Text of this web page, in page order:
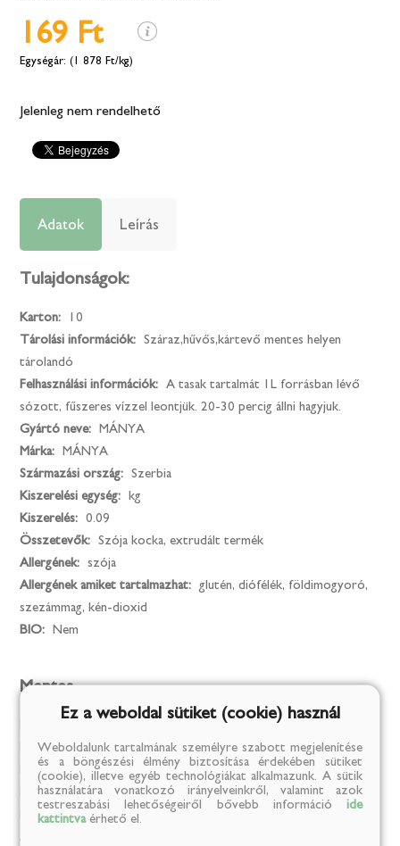
169 Ft
(1 878 Ft/kg)
Jelenleg nem rendelhető
Adatok Leírás
Tulajdonságok:
Karton:
10
Tárolási információk:
Száraz,hűvős,kártevő mentes helyen
tárolandó
Felhasználási információk:
A tasak tartalmát 1L forrásban lévő
sózott, fűszeres vízzel leontjük. 20-30 percig állni hagyjuk.
Gyártó neve:
MÁNYA
Márka:
MÁNYA
Származási ország:
Szerbia
Kiszerelési egység:
kg
Kiszerelés:
0.09
Összetevők:
Szója kocka, extrudált termék
Allergének:
szója
Allergének amiket tartalmazhat:
glutén, diófélék, földimogyoró,
szezámmag, kén-dioxid
BIO:
Nem
Mentes
MENTES / GLUTÉN: Igen
MENTES / LAKTÓZ:
Igen
MENTES / TARTÓSÍTÓSZER: Igen
MENTES / ÁLLATI EREDETŰ ÖSSZETEVŐ:
Az összes allergéntől mentes termék:
Ez a weboldal sütiket (cookie) használ
Weboldalunk tartalmának személyre szabott megjelenítése
és a böngészési élmény biztosítása érdekében sütiket
(cookie), illetve egyéb technológiákat alkalmazunk. A sütik
használatára vonatkozó irányelveinkről, valamint azok
testreszabási lehetőségeiről bővebb információ ide
kattintvaérhető el.